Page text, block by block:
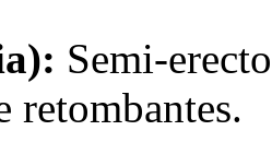
Semi-
retombantes.